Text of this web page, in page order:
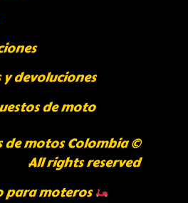
devoluciones
de moto
de motos Colombia ©
All rights reserved
para moteros